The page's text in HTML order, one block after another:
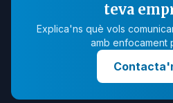
teva
Explica'ns què vols
amb enfocament